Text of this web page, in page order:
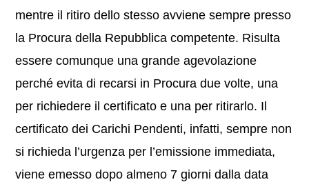
mentre il ritiro dello stesso avviene sempre presso
la Procura della Repubblica competente. Risulta
essere comunque una grande agevolazione
perché evita di recarsi in Procura due volte, una
per richiedere il certificato e una per ritirarlo. Il
certificato dei Carichi Pendenti, infatti, sempre non
si richieda l’urgenza per l’emissione immediata,
viene emesso dopo almeno 7 giorni dalla data